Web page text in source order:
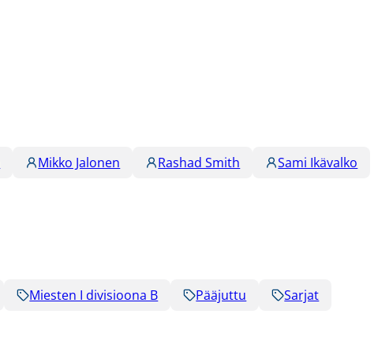
Mikko Jalonen Rashad Smith Sami Ikävalko
Miesten I divisioona B Pääjuttu Sarjat